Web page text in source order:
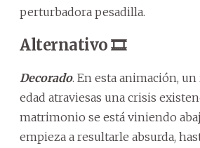
perturbadora pesadilla.
Alternativo 🎞️
Decorado. En esta animación,
edad atraviesas una crisis
matrimonio se está viniendo
empieza a resultarle absurda,